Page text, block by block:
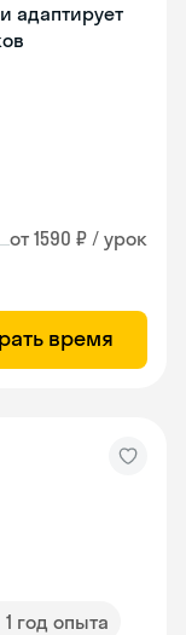
адаптирует
от 1590 ₽ / урок
время
1 год опыта